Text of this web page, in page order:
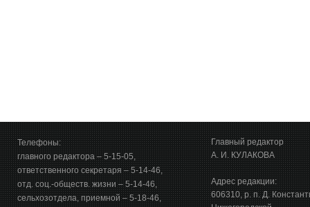
Телефоны:
главного редактора – 5-15-05,
ответственного секретаря – 5-14-46,
отд. соц.-обществ. жизни – 5-14-46,
сельхозотдела, приемной – 5-18-46,
Главный редактор
А. И. КУЛАКОВА
Адрес редакции:
606310, р. п. Д.